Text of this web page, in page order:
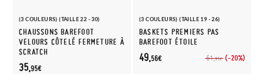
(3 COULEURS) (TAILLE 22 - 30)
CHAUSSONS BAREFOOT
VELOURS CÔTELÉ FERMETURE À
SCRATCH
35,95€
(3 COULEURS) (TAILLE 19 - 26)
BASKETS PREMIERS PAS
BAREFOOT ÉTOILE
61,95€ (-20%)
49,56€